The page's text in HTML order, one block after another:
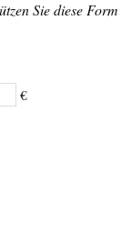
Sie diese Form
€